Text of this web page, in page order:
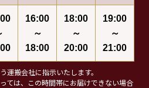
16:00
～
18:00
18:00
～
20:00
19:00
～
21:00
運搬会社に指示いたします。
ては、この時間帯にお届けできない場合